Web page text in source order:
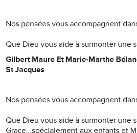
Nos pensées vous accompagnent
Que Dieu vous aide à surmonter une
Gilbert Maure Et Marie-Marthe
St Jacques
Nos pensées vous accompagnent
Que Dieu vous aide à surmonter une
Grace...spécialement aux enfants et